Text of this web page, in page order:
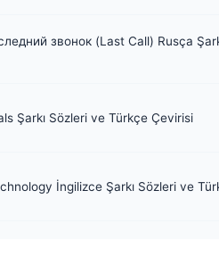
звонок (Last Call) Rusça
Şarkı Sözleri ve Türkçe Çevirisi
İngilizce Şarkı Sözleri ve